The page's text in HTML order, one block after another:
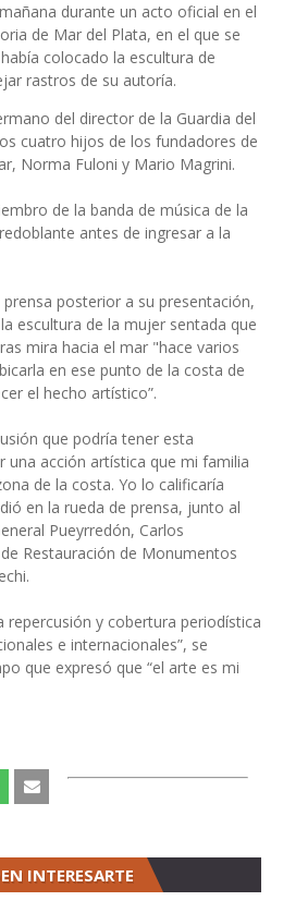
durante un acto oficial en el
de Mar del Plata, en el que se
colocado la escultura de
rastros de su autoría.
del director de la Guardia del
cuatro hijos de los fundadores de
Norma Fuloni y Mario Magrini.
de la banda de música de la
antes de ingresar a la
posterior a su presentación,
escultura de la mujer sentada que
mira hacia el mar "hace varios
en ese punto de la costa de
el hecho artístico”.
que podría tener esta
una acción artística que mi familia
de la costa. Yo lo calificaría
en la rueda de prensa, junto al
Pueyrredón, Carlos
Restauración de Monumentos
repercusión y cobertura periodística
e internacionales”, se
que expresó que “el arte es mi
INTERESARTE